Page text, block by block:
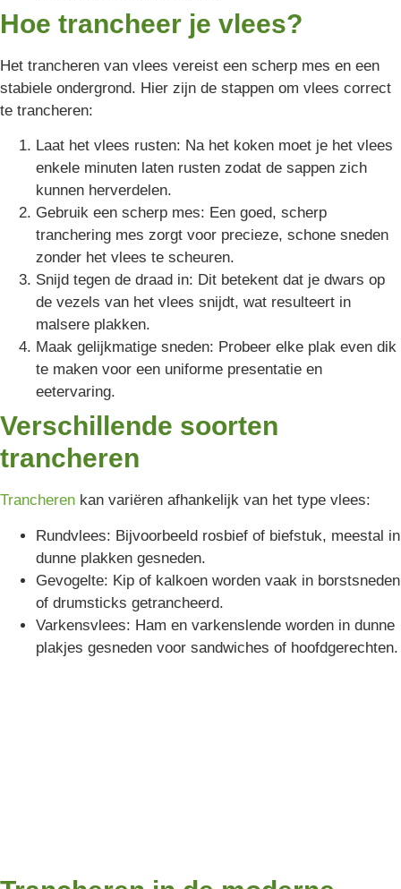
Hoe trancheer je vlees?
Het trancheren van vlees vereist een scherp mes en een
stabiele ondergrond. Hier zijn de stappen om vlees correct
te trancheren:
Laat het vlees rusten: Na het koken moet je het vlees
enkele minuten laten rusten zodat de sappen zich
kunnen herverdelen.
Gebruik een scherp mes: Een goed, scherp
tranchering mes zorgt voor precieze, schone sneden
zonder het vlees te scheuren.
Snijd tegen de draad in: Dit betekent dat je dwars op
de vezels van het vlees snijdt, wat resulteert in
malsere plakken.
Maak gelijkmatige sneden: Probeer elke plak even dik
te maken voor een uniforme presentatie en
eetervaring.
Verschillende soorten
trancheren
Trancheren kan variëren afhankelijk van het type vlees:
Rundvlees: Bijvoorbeeld rosbief of biefstuk, meestal in
dunne plakken gesneden.
Gevogelte: Kip of kalkoen worden vaak in borstsneden
of drumsticks getrancheerd.
Varkensvlees: Ham en varkenslende worden in dunne
plakjes gesneden voor sandwiches of hoofdgerechten.